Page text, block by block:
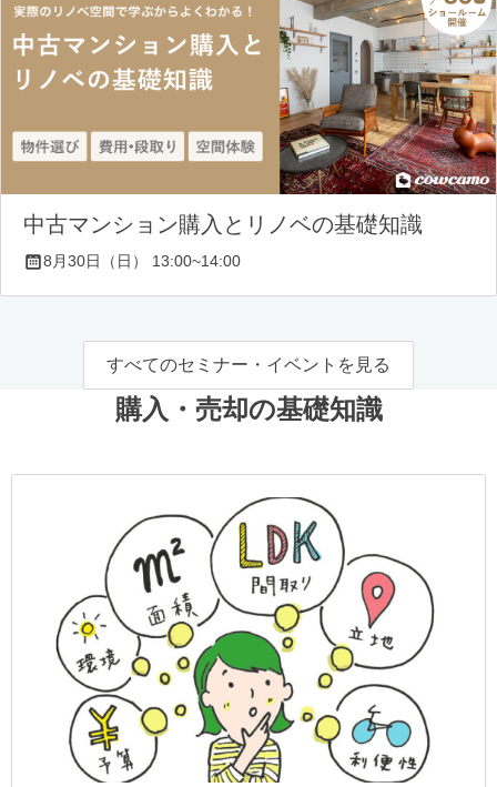
中古マンション購入とリノベの基礎知識
8月30日（日） 13:00~14:00
すべてのセミナー・イベントを見る
購入・売却の基礎知識